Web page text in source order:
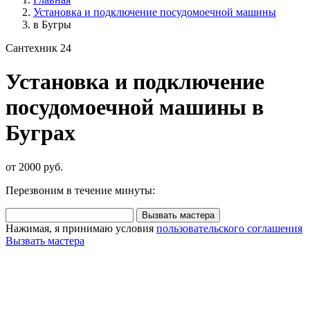
Установка и подключение посудомоечной машины
в Бугры
Сантехник 24
Установка и подключение
посудомоечной машины в
Буграх
от 2000 руб.
Перезвоним в течение минуты:
Вызвать мастера
Нажимая, я принимаю условия пользовательского соглашения
Вызвать мастера